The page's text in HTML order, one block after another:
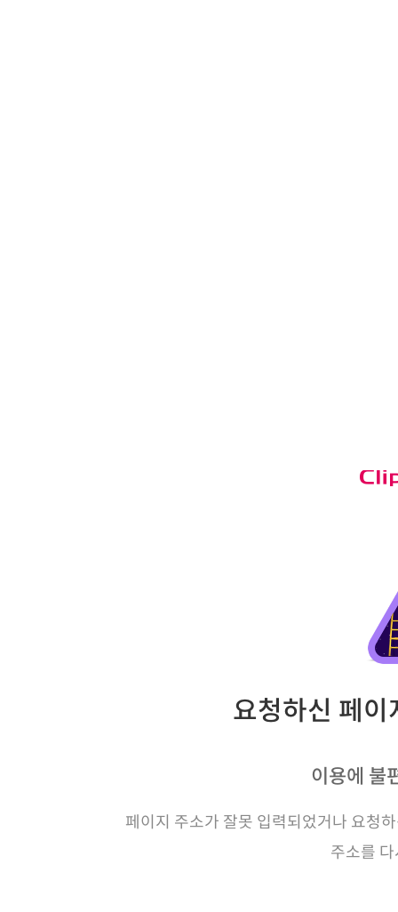
요청하신 페
이용에 불
페이지 주소가 잘못 입력되었거나 요청
주소를